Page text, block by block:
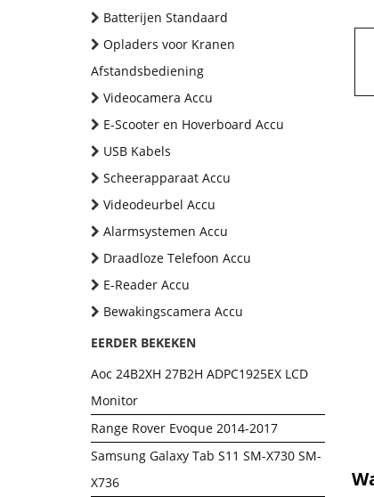
Batterijen Standaard
Opladers voor Kranen
Afstandsbediening
Videocamera Accu
E-Scooter en Hoverboard Accu
USB Kabels
Scheerapparaat Accu
Videodeurbel Accu
Alarmsystemen Accu
Draadloze Telefoon Accu
E-Reader Accu
Bewakingscamera Accu
EERDER BEKEKEN
Aoc 24B2XH 27B2H ADPC1925EX LCD
Monitor
Range Rover Evoque 2014-2017
Samsung Galaxy Tab S11 SM-X730 SM-
X736